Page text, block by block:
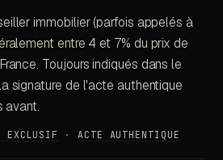
immobilier (parfois appelés à
entre 4 et 7% du prix de
Toujours indiqués dans le
signature de l'acte authentique
avant.
EXCLUSIF · ACTE AUTHENTIQUE